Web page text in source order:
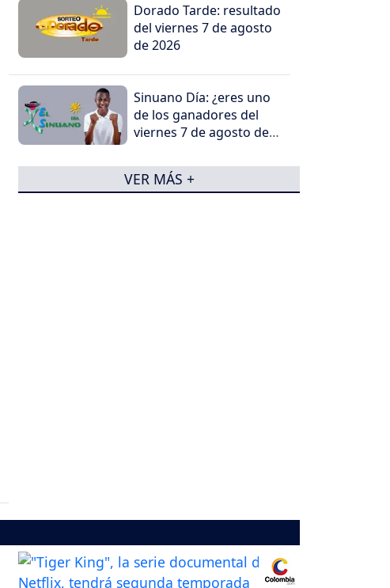
Dorado Tarde: resultado
del viernes 7 de agosto
de 2026
Sinuano Día: ¿eres uno
de los ganadores del
viernes 7 de agosto de
VER MÁS +